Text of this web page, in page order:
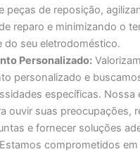
peças de reposição,
reparo e minimizando o
do seu eletrodoméstico.
Personalizado:
personalizado e
específicas. Nossa
ouvir suas preocupações,
e fornecer soluções
comprometidos em